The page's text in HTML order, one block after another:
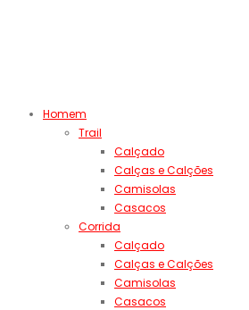
Homem
Trail
Calçado
Calças e Calções
Camisolas
Casacos
Corrida
Calçado
Calças e Calções
Camisolas
Casacos